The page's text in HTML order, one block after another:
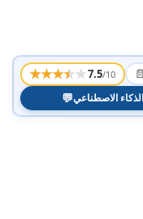
★★★★★7.5/10 📄
💬الاصطناعي